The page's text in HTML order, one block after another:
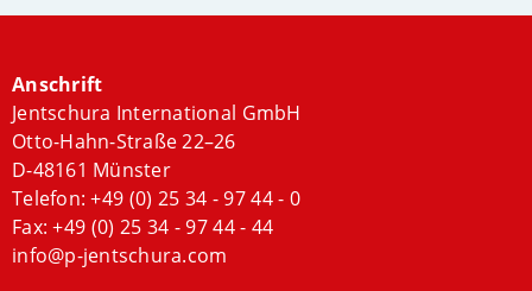
Anschrift
Jentschura International GmbH
Otto-Hahn-Straße 22–26
D-48161 Münster
Telefon:+49 (0) 25 34 - 97 44 - 0
Fax: +49 (0) 25 34 - 97 44 - 44
info@p-jentschura.com